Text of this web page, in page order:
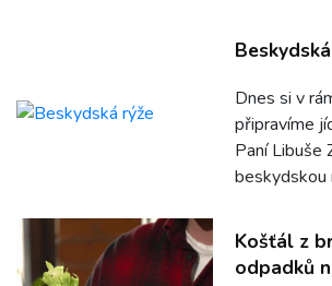
Dnes si v
připravíme
Paní Libuše
beskydskou
Košťál z
odpadků